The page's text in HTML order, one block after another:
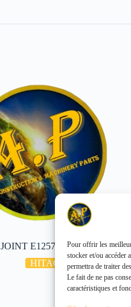
Pour offrir les
stocker et/ou accéder
permettra de traiter
Le fait de ne pas
caractéristiques et
JOINT E12570185
HITACHI